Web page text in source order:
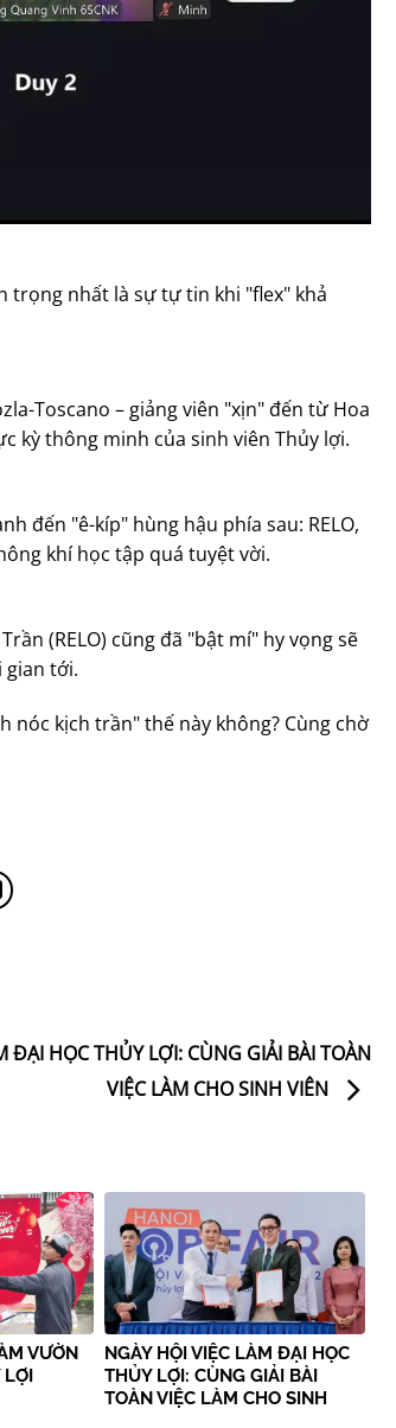
trọng nhất là sự tự tin khi "flex" khả
Toscano – giảng viên "xịn" đến từ Hoa
kỳ thông minh của sinh viên Thủy lợi.
đến "ê-kíp" hùng hậu phía sau: RELO,
khí học tập quá tuyệt vời.
(RELO) cũng đã "bật mí" hy vọng sẽ
tới.
kịch trần" thế này không? Cùng chờ
ĐẠI HỌC THỦY LỢI: CÙNG GIẢI BÀI TOÀN
VIỆC LÀM CHO SINH VIÊN
VƯỜN
LỢI
NGÀY HỘI VIỆC LÀM ĐẠI HỌC
THỦY LỢI: CÙNG GIẢI BÀI
TOÀN VIỆC LÀM CHO SINH